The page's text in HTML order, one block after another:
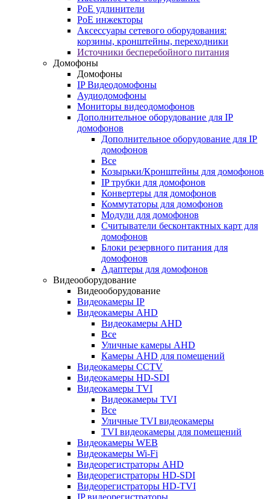
PoE удлинители
PoE инжекторы
Аксессуары сетевого оборудования:
корзины, кронштейны, переходники
Источники бесперебойного питания
Домофоны
Домофоны
IP Видеодомофоны
Аудиодомофоны
Мониторы видеодомофонов
Дополнительное оборудование для IP
домофонов
Дополнительное оборудование для IP
домофонов
Все
Козырьки/Кронштейны для домофонов
IP трубки для домофонов
Конвертеры для домофонов
Коммутаторы для домофонов
Модули для домофонов
Считыватели бесконтактных карт для
домофонов
Блоки резервного питания для
домофонов
Адаптеры для домофонов
Видеооборудование
Видеооборудование
Видеокамеры IP
Видеокамеры AHD
Видеокамеры AHD
Все
Уличные камеры AHD
Камеры AHD для помещений
Видеокамеры CCTV
Видеокамеры HD-SDI
Видеокамеры TVI
Видеокамеры TVI
Все
Уличные TVI видеокамеры
TVI видеокамеры для помещений
Видеокамеры WEB
Видеокамеры Wi-Fi
Видеорегистраторы AHD
Видеорегистраторы HD-SDI
Видеорегистраторы HD-TVI
IP видеорегистраторы